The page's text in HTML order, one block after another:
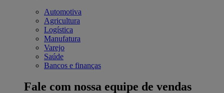
Automotiva
Agricultura
Logística
Manufatura
Varejo
Saúde
Bancos e finanças
Fale com nossa equipe de vendas